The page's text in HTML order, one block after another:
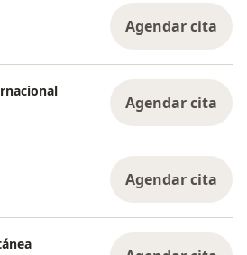
Agendar cita
Agendar cita
Agendar cita